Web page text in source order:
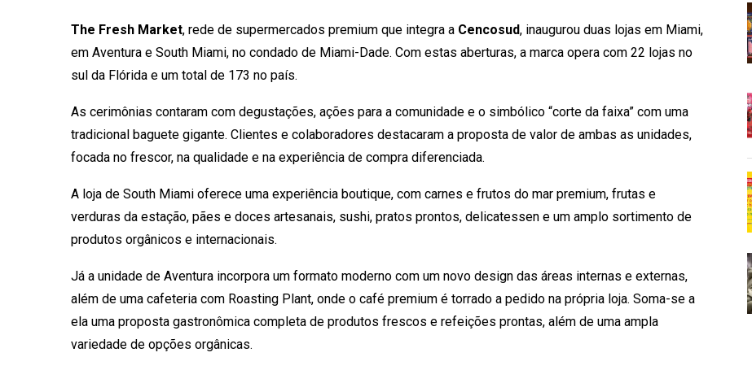
The Fresh Market, rede de supermercados premium que integra a Cencosud, inaugurou duas lojas em Miami,
em Aventura e South Miami, no condado de Miami-Dade. Com estas aberturas, a marca opera com 22 lojas no
sul da Flórida e um total de 173 no país.
As cerimônias contaram com degustações, ações para a comunidade e o simbólico “corte da faixa” com uma
tradicional baguete gigante. Clientes e colaboradores destacaram a proposta de valor de ambas as unidades,
focada no frescor, na qualidade e na experiência de compra diferenciada.
A loja de South Miami oferece uma experiência boutique, com carnes e frutos do mar premium, frutas e
verduras da estação, pães e doces artesanais, sushi, pratos prontos, delicatessen e um amplo sortimento de
produtos orgânicos e internacionais.
Já a unidade de Aventura incorpora um formato moderno com um novo design das áreas internas e externas,
além de uma cafeteria com Roasting Plant, onde o café premium é torrado a pedido na própria loja. Soma-se a
ela uma proposta gastronômica completa de produtos frescos e refeições prontas, além de uma ampla
variedade de opções orgânicas.